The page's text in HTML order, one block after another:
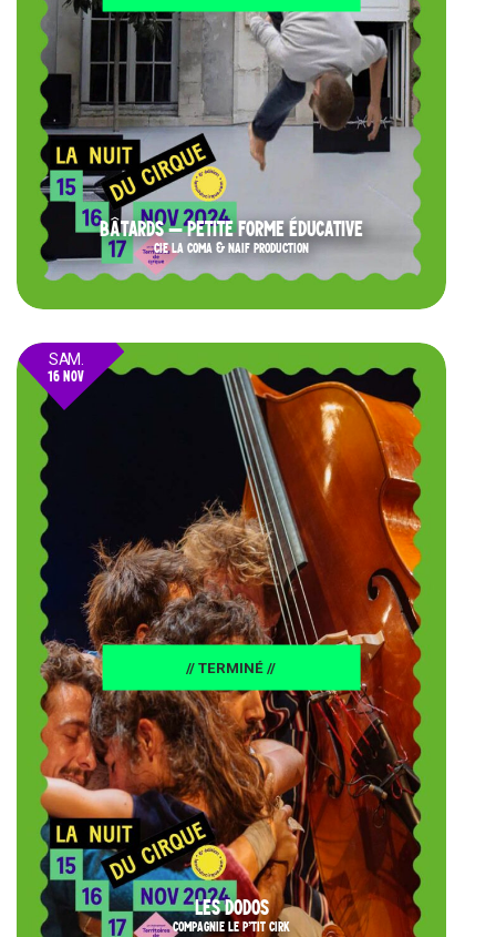
BÂTARDS – PETITE FORME ÉDUCATIVE
CIE LA COMA & NAIF PRODUCTION
SAM.
16 NOV
// TERMINÉ //
LES DODOS
COMPAGNIE LE P’TIT CIRK